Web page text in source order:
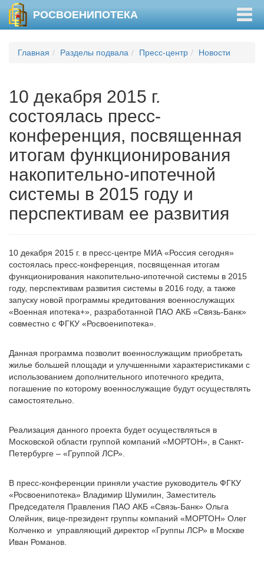
РОСВОЕНИПОТЕКА
Главная Разделы подвала Пресс-центр Новости
10 декабря 2015 г.
состоялась пресс-
конференция, посвященная
итогам функционирования
накопительно-ипотечной
системы в 2015 году и
перспективам ее развития
10 декабря 2015 г. в пресс-центре МИА «Россия сегодня»
состоялась пресс-конференция, посвященная итогам
функционирования накопительно-ипотечной системы в 2015
году, перспективам развития системы в 2016 году, а также
запуску новой программы кредитования военнослужащих
«Военная ипотека+», разработанной ПАО АКБ «Связь-Банк»
совместно с ФГКУ «Росвоенипотека».
Данная программа позволит военнослужащим приобретать
жилье большей площади и улучшенными характеристиками с
использованием дополнительного ипотечного кредита,
погашение по которому военнослужащие будут осуществлять
самостоятельно.
Реализация данного проекта будет осуществляться в
Московской области группой компаний «МОРТОН», в Санкт-
Петербурге – «Группой ЛСР».
В пресс-конференции приняли участие руководитель ФГКУ
«Росвоенипотека» Владимир Шумилин, Заместитель
Председателя Правления ПАО АКБ «Связь-Банк» Ольга
Олейник, вице-президент группы компаний «МОРТОН» Олег
Колченко и управляющий директор «Группы ЛСР» в Москве
Иван Романов.